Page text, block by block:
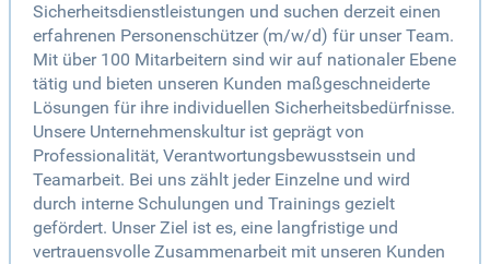
Sicherheitsdienstleistungen und suchen derzeit einen
erfahrenen Personenschützer (m/w/d) für unser Team.
Mit über 100 Mitarbeitern sind wir auf nationaler Ebene
tätig und bieten unseren Kunden maßgeschneiderte
Lösungen für ihre individuellen Sicherheitsbedürfnisse.
Unsere Unternehmenskultur ist geprägt von
Professionalität, Verantwortungsbewusstsein und
Teamarbeit. Bei uns zählt jeder Einzelne und wird
durch interne Schulungen und Trainings gezielt
gefördert. Unser Ziel ist es, eine langfristige und
vertrauensvolle Zusammenarbeit mit unseren Kunden